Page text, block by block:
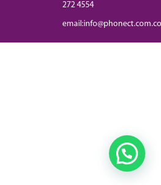
272 4554
email:info@phonect.com.co